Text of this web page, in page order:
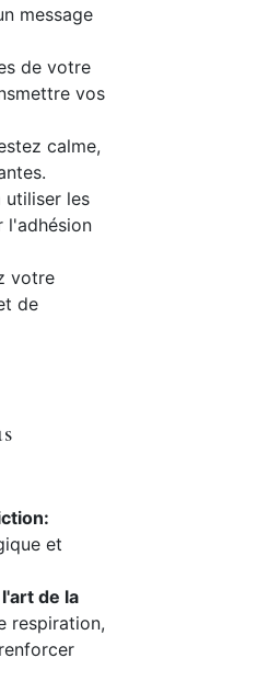
message
de votre
vos
calme,
utiliser les
l'adhésion
votre
de
et
de la
respiration,